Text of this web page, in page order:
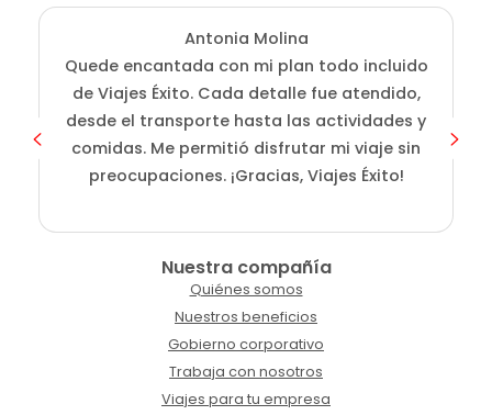
Antonia Molina
Quede encantada con mi plan todo incluido
de Viajes Éxito. Cada detalle fue atendido,
desde el transporte hasta las actividades y
comidas. Me permitió disfrutar mi viaje sin
preocupaciones. ¡Gracias, Viajes Éxito!
Nuestra compañía
Quiénes somos
Nuestros beneficios
Gobierno corporativo
Trabaja con nosotros
Viajes para tu empresa